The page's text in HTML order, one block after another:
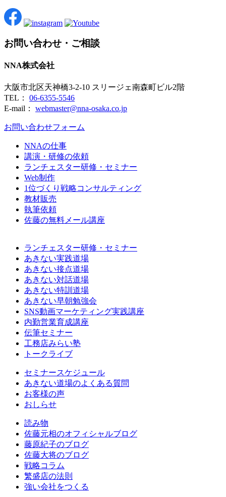
お問い合わせ・ご相談
NNA株式会社
大阪市北区天神橋3-2-10 スリージェ南森町ビル2階
TEL： 06-6355-5546
E-mail： webmaster@nna-osaka.co.jp
お問い合わせフォーム
NNAの仕事
講演・研修の依頼
ランチェスター研修・セミナー
Web制作
1位づくり戦略コンサルティング
教材販売
執筆依頼
佐藤の無料メール講座
ランチェスター研修・セミナー
あきない実践道場
あきない接点道場
あきない対話道場
あきない特訓道場
あきない早朝勉強会
SNS動画マーケティング実践講座
内勤営業育成講座
伝筆セミナー
工務店みらい塾
トークライブ
セミナースケジュール
あきない道場のよくある質問
お客様の声
おしらせ
読み物
佐藤元相のオフィシャルブログ
藤原紀子のブログ
佐藤大将のブログ
戦略コラム
繁盛店の法則
強い会社をつくる